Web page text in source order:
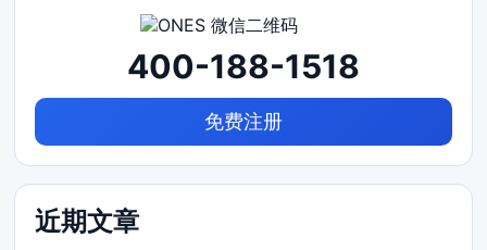
400-188-1518
免费注册
近期文章